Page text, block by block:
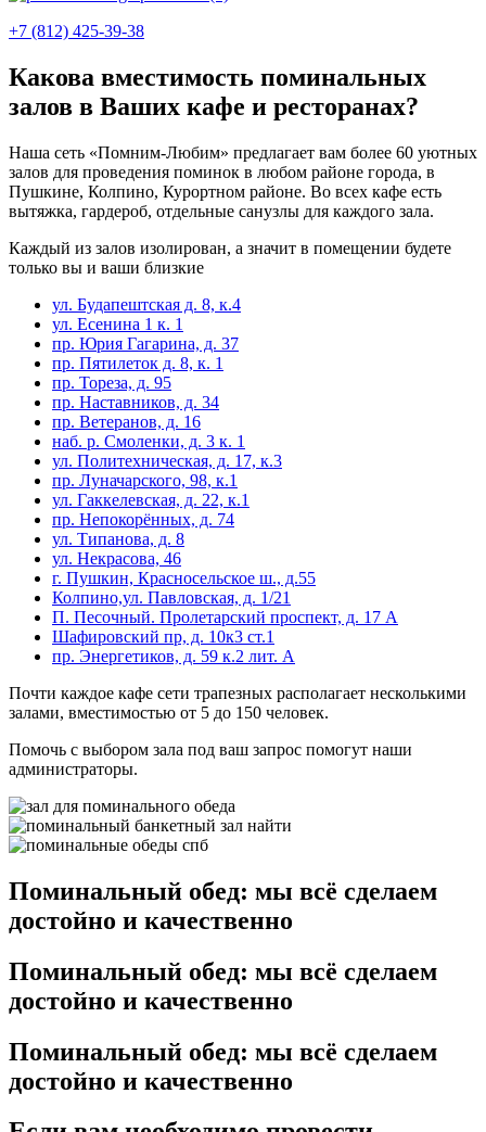
+7 (812) 425-39-38
Какова вместимость поминальных
залов в Ваших кафе и ресторанах?
Наша сеть «Помним-Любим» предлагает вам более 60 уютных
залов для проведения поминок в любом районе города, в
Пушкине, Колпино, Курортном районе. Во всех кафе есть
вытяжка, гардероб, отдельные санузлы для каждого зала.
Каждый из залов изолирован, а значит в помещении будете
только вы и ваши близкие
ул. Будапештская д. 8, к.4
ул. Есенина 1 к. 1
пр. Юрия Гагарина, д. 37
пр. Пятилеток д. 8, к. 1
пр. Тореза, д. 95
пр. Наставников, д. 34
пр. Ветеранов, д. 16
наб. р. Смоленки, д. 3 к. 1
ул. Политехническая, д. 17, к.3
пр. Луначарского, 98, к.1
ул. Гаккелевская, д. 22, к.1
пр. Непокорённых, д. 74
ул. Типанова, д. 8
ул. Некрасова, 46
г. Пушкин, Красносельское ш., д.55
Колпино,ул. Павловская, д. 1/21
П. Песочный. Пролетарский проспект, д. 17 А
Шафировский пр, д. 10к3 ст.1
пр. Энергетиков, д. 59 к.2 лит. А
Почти каждое кафе сети трапезных располагает несколькими
залами, вместимостью от 5 до 150 человек.
Помочь с выбором зала под ваш запрос помогут наши
администраторы.
Поминальный обед: мы всё сделаем
достойно и качественно
Поминальный обед: мы всё сделаем
достойно и качественно
Поминальный обед: мы всё сделаем
достойно и качественно